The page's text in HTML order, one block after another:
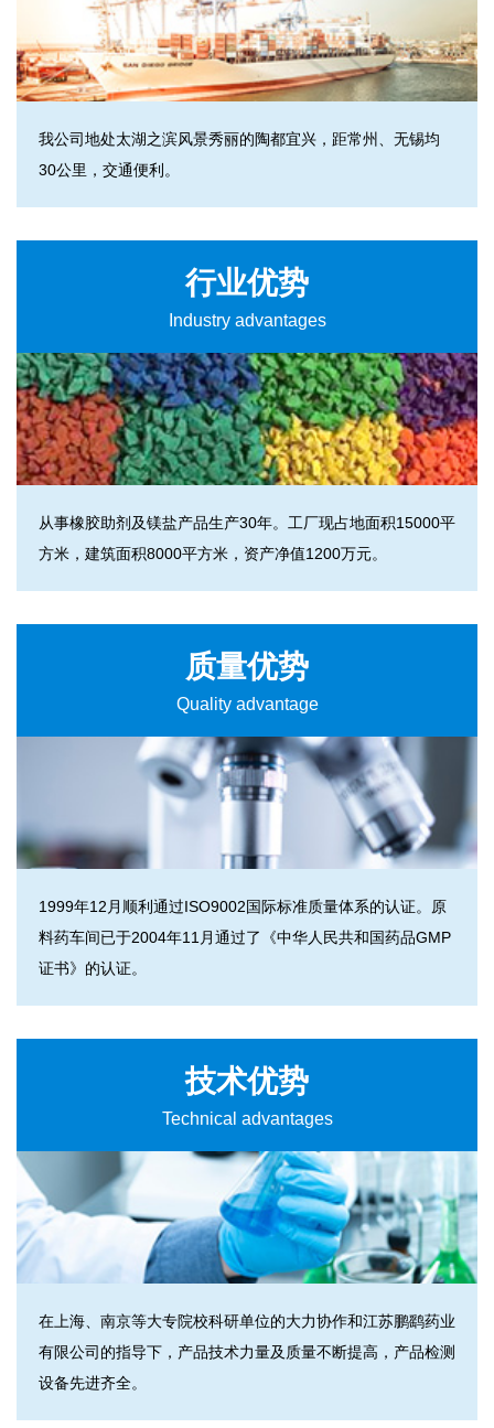
我公司地处太湖之滨风景秀丽的陶都宜兴，距常州、无锡均
30公里，交通便利。
行业优势
Industry advantages
从事橡胶助剂及镁盐产品生产30年。工厂现占地面积15000平
方米，建筑面积8000平方米，资产净值1200万元。
质量优势
Quality advantage
1999年12月顺利通过ISO9002国际标准质量体系的认证。原
料药车间已于2004年11月通过了《中华人民共和国药品GMP
证书》的认证。
技术优势
Technical advantages
在上海、南京等大专院校科研单位的大力协作和江苏鹏鹞药业
有限公司的指导下，产品技术力量及质量不断提高，产品检测
设备先进齐全。